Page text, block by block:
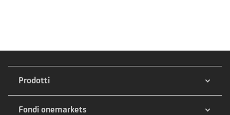
Prodotti
Fondi onemarkets